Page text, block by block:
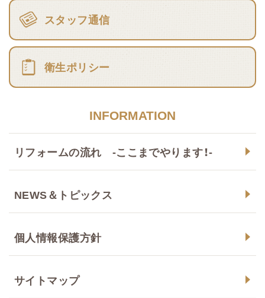
スタッフ通信
衛生ポリシー
INFORMATION
リフォームの流れ -ここまでやります！-
NEWS＆トピックス
個人情報保護方針
サイトマップ